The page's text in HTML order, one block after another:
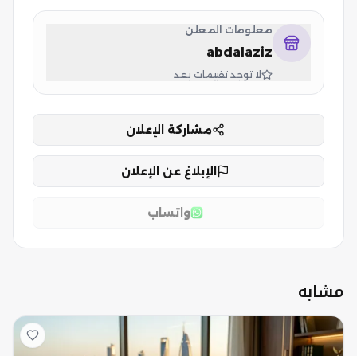
معلومات المعلن
abdalaziz
لا توجد تقييمات بعد
مشاركة الإعلان
الإبلاغ عن الإعلان
واتساب
مشابه